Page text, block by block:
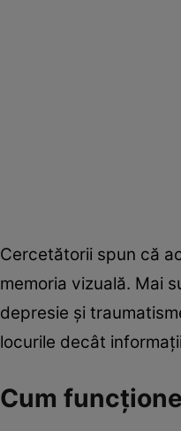
Cercetătorii spun că
memoria vizuală. Mai
depresie și
locurile decât
Cum